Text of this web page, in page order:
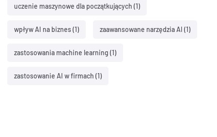
uczenie maszynowe dla początkujących (1)
wpływ AI na biznes(1) zaawansowane narzędzia AI (1)
zastosowania machine learning (1)
zastosowanie AI w firmach (1)